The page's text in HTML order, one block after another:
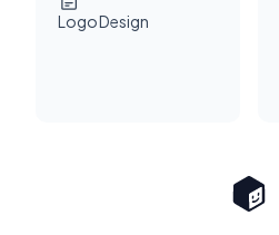
Logo Design